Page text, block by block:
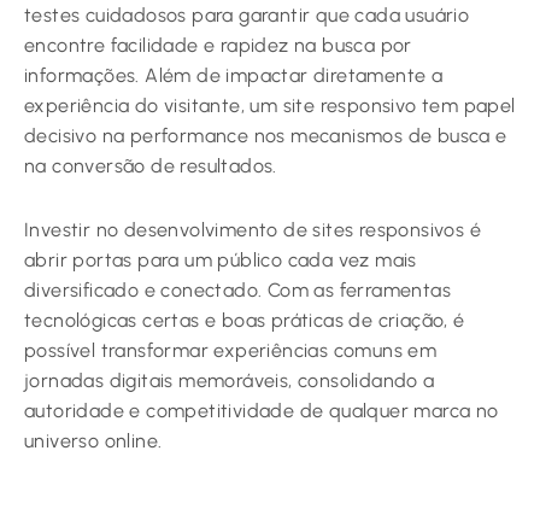
testes cuidadosos para garantir que cada usuário
encontre facilidade e rapidez na busca por
informações. Além de impactar diretamente a
experiência do visitante, um site responsivo tem papel
decisivo na performance nos mecanismos de busca e
na conversão de resultados.
Investir no desenvolvimento de sites responsivos é
abrir portas para um público cada vez mais
diversificado e conectado. Com as ferramentas
tecnológicas certas e boas práticas de criação, é
possível transformar experiências comuns em
jornadas digitais memoráveis, consolidando a
autoridade e competitividade de qualquer marca no
universo online.